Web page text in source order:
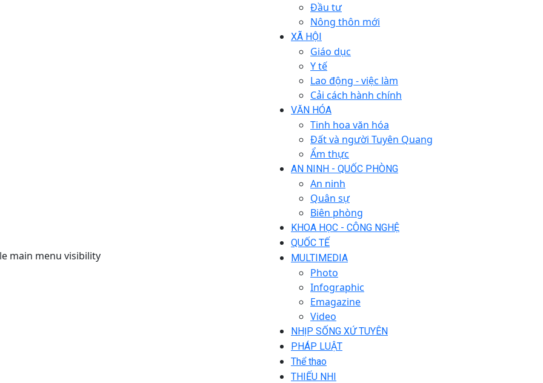
main menu visibility
Đầu tư
Nông thôn mới
XÃ HỘI
Giáo dục
Y tế
Lao động - việc làm
Cải cách hành chính
VĂN HÓA
Tinh hoa văn hóa
Đất và người Tuyên Quang
Ẩm thực
AN NINH - QUỐC PHÒNG
An ninh
Quân sự
Biên phòng
KHOA HỌC - CÔNG NGHỆ
QUỐC TẾ
MULTIMEDIA
Photo
Infographic
Emagazine
Video
NHỊP SỐNG XỨ TUYÊN
PHÁP LUẬT
Thể thao
THIẾU NHI